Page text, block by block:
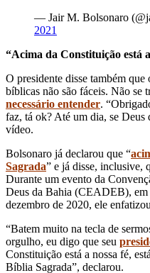
— Jair M. Bolsonaro
2021
“Acima da Constituição está
O presidente disse também que
bíblicas não são fáceis. Não se
necessário entender.
faz, tá ok? Até um dia, se Deus
vídeo.
Bolsonaro já declarou que “
Sagrada” e já disse, inclusive,
Durante um evento da
Deus da Bahia (CEADEB), em
dezembro de 2020, ele
“Batem muito na tecla de
orgulho, eu digo que seu
Constituição está a nossa fé,
Bíblia Sagrada”, declarou.